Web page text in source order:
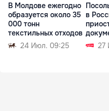
В Молдове ежегодно
образуется около 35
000 тонн
текстильных отходов
24 Июл. 09:25
в
27